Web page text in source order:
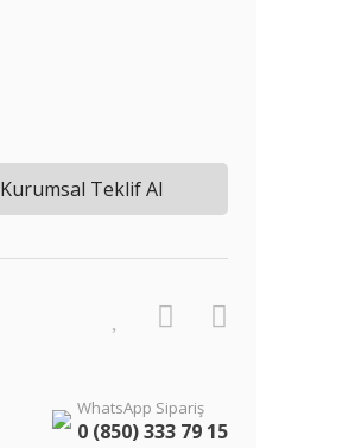
Kurumsal Teklif Al
WhatsApp Sipariş
0 (850) 333 79 15